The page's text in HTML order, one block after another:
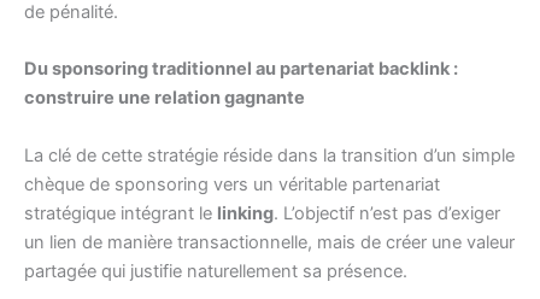
de pénalité.
Du sponsoring traditionnel au partenariat backlink :
construire une relation gagnante
La clé de cette stratégie réside dans la transition d’un simple
chèque de sponsoring vers un véritable partenariat
stratégique intégrant le linking. L’objectif n’est pas d’exiger
un lien de manière transactionnelle, mais de créer une valeur
partagée qui justifie naturellement sa présence.